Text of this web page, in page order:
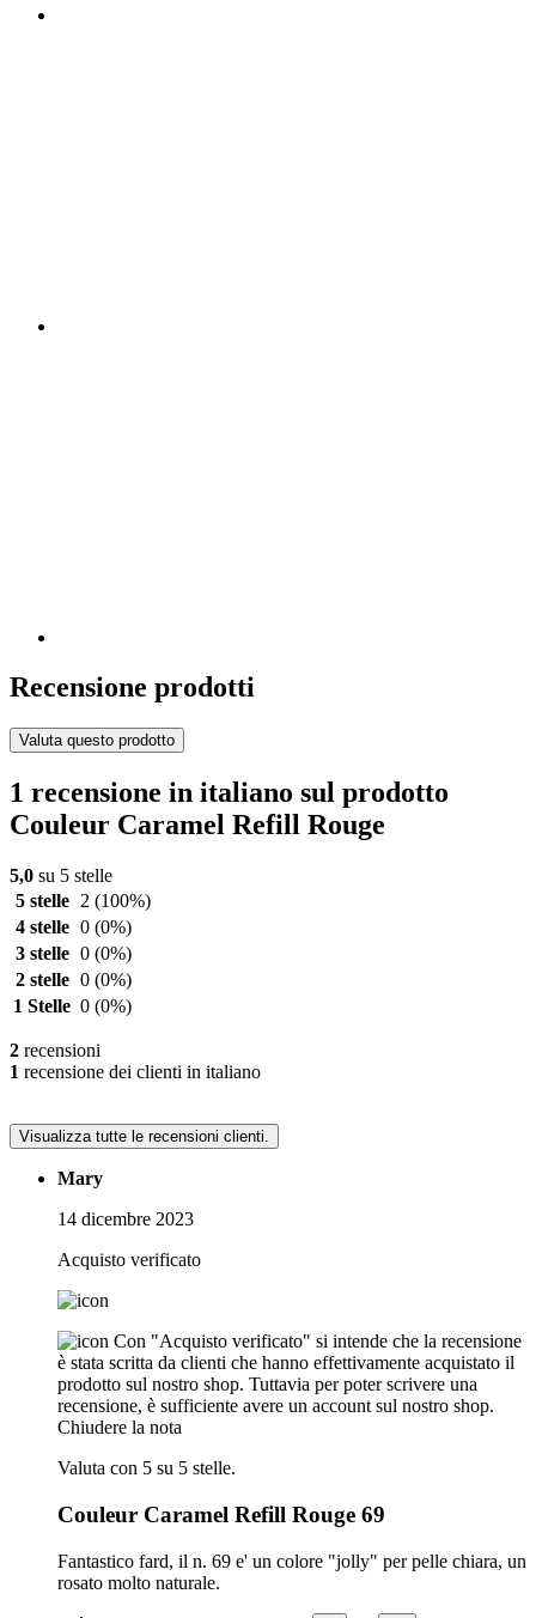
Recensione prodotti
Valuta questo prodotto
1 recensione in italiano sul prodotto
Couleur Caramel Refill Rouge
5,0 su 5 stelle
5 stelle
2 (100%)
4 stelle 0 (0%)
3 stelle 0 (0%)
2 stelle 0 (0%)
1 Stelle 0 (0%)
2 recensioni
1 recensione dei clienti in italiano
Visualizza tutte le recensioni clienti.
Mary
14 dicembre 2023
Acquisto verificato
Con "Acquisto verificato" si intende che la recensione
è stata scritta da clienti che hanno effettivamente acquistato il
prodotto sul nostro shop. Tuttavia per poter scrivere una
recensione, è sufficiente avere un account sul nostro shop.
Chiudere la nota
Valuta con 5 su 5 stelle.
Couleur Caramel Refill Rouge 69
Fantastico fard, il n. 69 e' un colore "jolly" per pelle chiara, un
rosato molto naturale.